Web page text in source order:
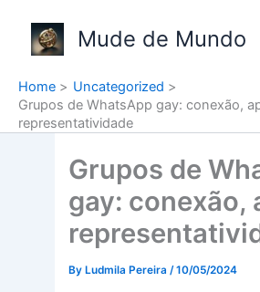
content
Mude de Mundo
Home
Uncategorized
Grupos de WhatsApp gay: conexão,
representatividade
Grupos de
gay: conexão,
By Ludmila Pereira /10/05/2024